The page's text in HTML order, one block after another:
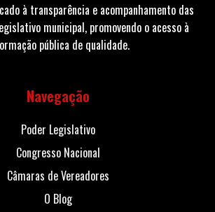
à transparência e acompanhamento das
municipal, promovendo o acesso à
pública de qualidade.
Navegação
Poder Legislativo
Congresso Nacional
Câmaras de Vereadores
O Blog